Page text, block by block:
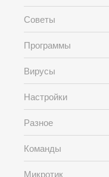
Советы
Программы
Вирусы
Настройки
Разное
Команды
Микротик